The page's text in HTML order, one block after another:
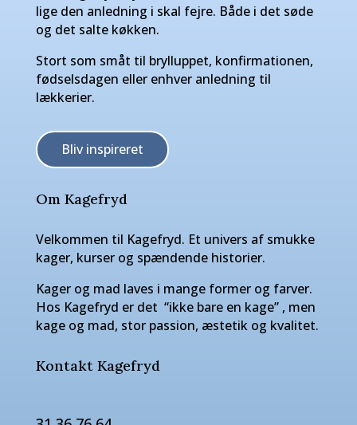
lige den anledning i skal fejre. Både i det søde
og det salte køkken.
Stort som småt til brylluppet, konfirmationen,
fødselsdagen eller enhver anledning til
lækkerier.
Bliv inspireret
Om Kagefryd
Velkommen til Kagefryd. Et univers af smukke
kager, kurser og spændende historier.
Kager og mad laves i mange former og farver.
Hos Kagefryd er det “ikke bare en kage” , men
kage og mad, stor passion, æstetik og kvalitet.
Kontakt Kagefryd